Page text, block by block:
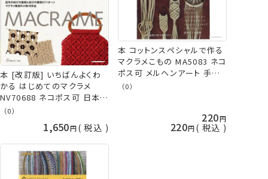
本 [改訂版] いちばんよくわ
かる はじめてのマクラメ
NV70688 ネコポス可 日本ヴ
ォーグ社 メルヘンアート 手
（0）
1,650 税込
本 コットンスペシャルで作る
マクラメこもの MA5083 ネコ
ポス可 メルヘンアート 手芸
の山久
（0）
220
220 税込